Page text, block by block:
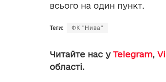
всього на один пункт.
Теги: ФК "Нива"
Читайте нас уTelegram,
області.